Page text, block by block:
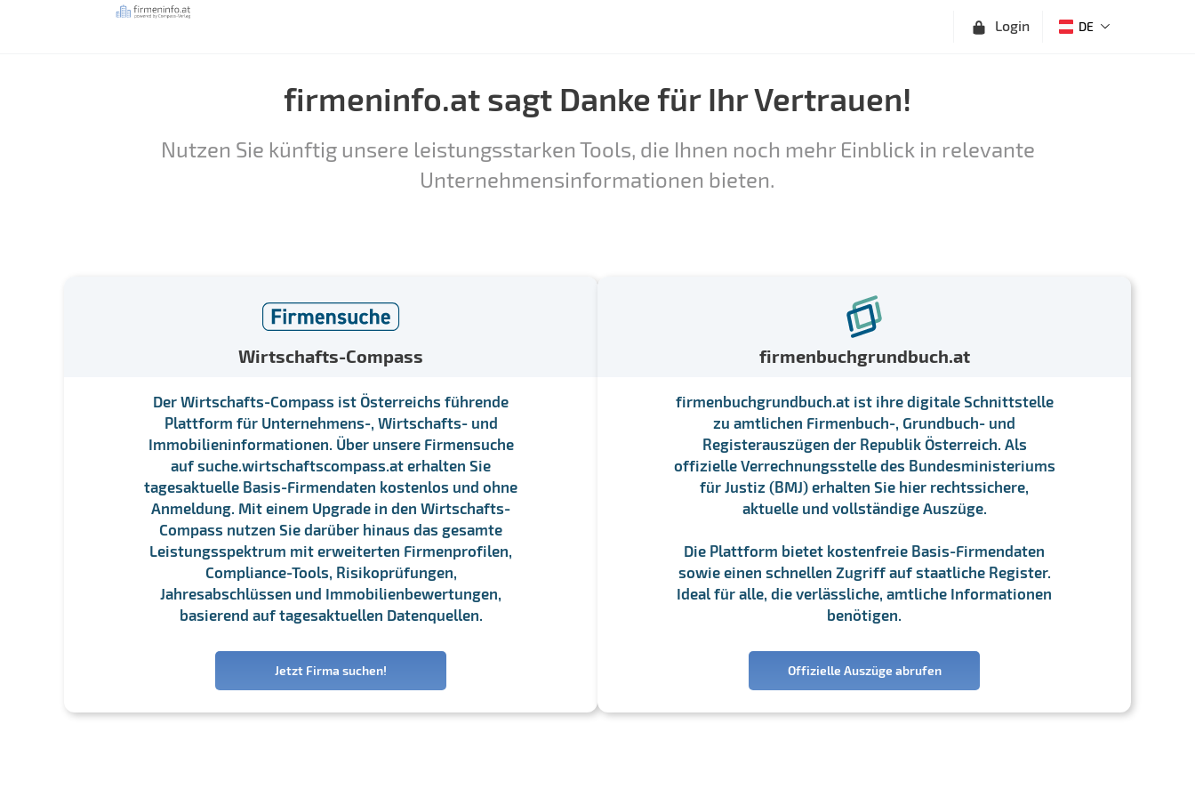
Login DE
firmeninfo.at sagt Danke für Ihr Vertrauen!
Nutzen Sie künftig unsere leistungsstarken Tools, die Ihnen noch mehr Einblick in relevante
Unternehmensinformationen bieten.
Wirtschafts-Compass
Der Wirtschafts-Compass ist Österreichs führende
Plattform für Unternehmens-, Wirtschafts- und
Immobilieninformationen. Über unsere Firmensuche
auf suche.wirtschaftscompass.at erhalten Sie
tagesaktuelle Basis-Firmendaten kostenlos und ohne
Anmeldung. Mit einem Upgrade in den Wirtschafts-
Compass nutzen Sie darüber hinaus das gesamte
Leistungsspektrum mit erweiterten Firmenprofilen,
Compliance-Tools, Risikoprüfungen,
Jahresabschlüssen und Immobilienbewertungen,
basierend auf tagesaktuellen Datenquellen.
Jetzt Firma suchen!
firmenbuchgrundbuch.at
firmenbuchgrundbuch.at ist ihre digitale Schnittstelle
zu amtlichen Firmenbuch-, Grundbuch- und
Registerauszügen der Republik Österreich. Als
offizielle Verrechnungsstelle des Bundesministeriums
für Justiz (BMJ) erhalten Sie hier rechtssichere,
aktuelle und vollständige Auszüge.
Die Plattform bietet kostenfreie Basis-Firmendaten
sowie einen schnellen Zugriff auf staatliche Register.
Ideal für alle, die verlässliche, amtliche Informationen
benötigen.
Offizielle Auszüge abrufen